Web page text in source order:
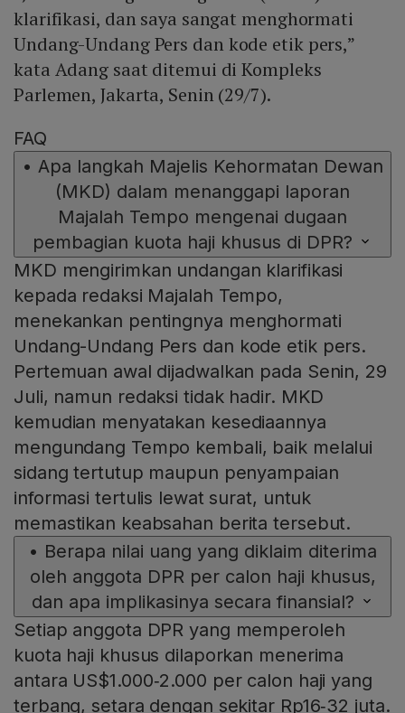
klarifikasi, dan saya sangat menghormati
Undang-Undang Pers dan kode etik pers,”
kata Adang saat ditemui di Kompleks
Parlemen, Jakarta, Senin (29/7).
FAQ
• Apa langkah Majelis Kehormatan Dewan
(MKD) dalam menanggapi laporan
Majalah Tempo mengenai dugaan
pembagian kuota haji khusus di DPR?
MKD mengirimkan undangan klarifikasi
kepada redaksi Majalah Tempo,
menekankan pentingnya menghormati
Undang-Undang Pers dan kode etik pers.
Pertemuan awal dijadwalkan pada Senin, 29
Juli, namun redaksi tidak hadir. MKD
kemudian menyatakan kesediaannya
mengundang Tempo kembali, baik melalui
sidang tertutup maupun penyampaian
informasi tertulis lewat surat, untuk
memastikan keabsahan berita tersebut.
• Berapa nilai uang yang diklaim diterima
oleh anggota DPR per calon haji khusus,
dan apa implikasinya secara finansial?
Setiap anggota DPR yang memperoleh
kuota haji khusus dilaporkan menerima
antara US$1.000‑2.000 per calon haji yang
terbang, setara dengan sekitar Rp16‑32 juta.